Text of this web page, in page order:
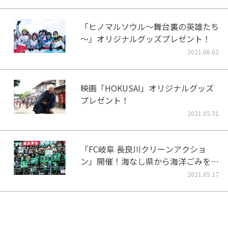
「ヒノマルソウル～舞台裏の英雄たち
～」オリジナルグッズプレゼント！
2021.06.02
映画「HOKUSAI」オリジナルグッズ
プレゼント！
2021.05.31
「FC岐阜 長良川クリーンアクショ
ン」開催！海なし県から海洋ごみをな
2021.05.17